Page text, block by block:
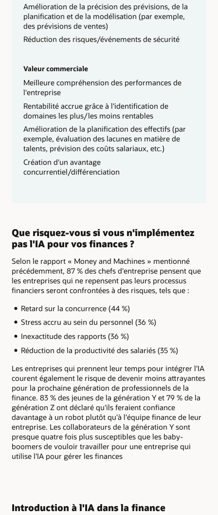
Amélioration de la précision des prévisions, de la
planification et de la modélisation (par exemple,
des prévisions de ventes)
Réduction des risques/événements de sécurité
Valeur commerciale
Meilleure compréhension des performances de
l'entreprise
Rentabilité accrue grâce à l'identification de
domaines les plus/les moins rentables
Amélioration de la planification des effectifs (par
exemple, évaluation des lacunes en matière de
talents, prévision des coûts salariaux, etc.)
Création d'un avantage
concurrentiel/différenciation
Que risquez-vous si vous n'implémentez
pas l'IA pour vos finances ?
Selon le rapport « Money and Machines » mentionné
précédemment, 87 % des chefs d'entreprise pensent que
les entreprises qui ne repensent pas leurs processus
financiers seront confrontées à des risques, tels que :
Retard sur la concurrence (44 %)
Stress accru au sein du personnel (36 %)
Inexactitude des rapports (36 %)
Réduction de la productivité des salariés (35 %)
Les entreprises qui prennent leur temps pour intégrer l'IA
courent également le risque de devenir moins attrayantes
pour la prochaine génération de professionnels de la
finance. 83 % des jeunes de la génération Y et 79 % de la
génération Z ont déclaré qu'ils feraient confiance
davantage à un robot plutôt qu'à l'équipe finance de leur
entreprise. Les collaborateurs de la génération Y sont
presque quatre fois plus susceptibles que les baby-
boomers de vouloir travailler pour une entreprise qui
utilise l’IA pour gérer les finances
Introduction à l'IA dans la finance